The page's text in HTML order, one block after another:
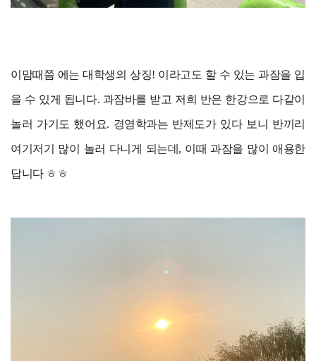
이맘때쯤 에는 대학생의 상징! 이라고도 할 수 있는 과잠을 입
을 수 있게 됩니다. 과잠바를 받고 저희 반은 한강으로 다같이
놀러 가기도 했어요. 경영학과는 반제도가 있다 보니 반끼리
여기저기 많이 놀러 다니게 되는데, 이때 과잠을 많이 애용한
답니다 ㅎㅎ